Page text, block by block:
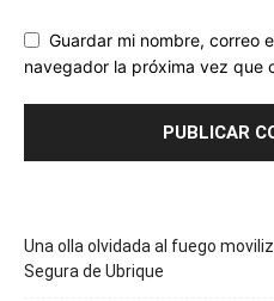
Guardar mi nombre, correo
navegador la próxima vez que
Una olla olvidada al fuego
Segura de Ubrique